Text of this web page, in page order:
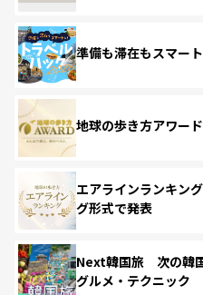
準備も滞在もスマー
地球の歩き方アワー
エアラインランキン
グ形式で発表
Next韓国旅 次の韓
グルメ・テクニック